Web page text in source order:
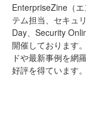
EnterpriseZine（
テム担当、セキュ
Day、Security
開催しております
ドや最新事例を網
好評を得ています。